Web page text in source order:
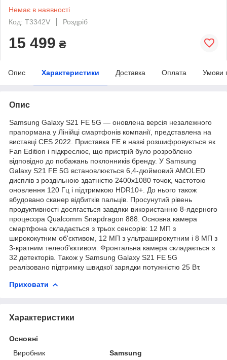
Немає в наявності
Код: T3342V
Роздріб
15 499 ₴
Опис Характеристики Доставка Оплата Умови
Опис
Samsung Galaxy S21 FE 5G — оновлена версія незалежного
прапормана у Лінійці смартфонів компанії, представлена на
виставці CES 2022. Приставка FE в назві розшифровується як
Fan Edition і підкреслює, що пристрій було розроблено
відповідно до побажань поклонників бренду. У Samsung
Galaxy S21 FE 5G встановлюється 6,4-дюймовий AMOLED
дисплів з роздільною здатністю 2400x1080 точок, частотою
оновлення 120 Гц і підтримкою HDR10+. До нього також
вбудовано сканер відбитків пальців. Просунутий рівень
продуктивності досягається завдяки використанню 8-ядерного
процесора Qualcomm Snapdragon 888. Основна камера
смартфона складається з трьох сенсорів: 12 МП з
ширококутним об'єктивом, 12 МП з ультраширокутним і 8 МП з
3-кратним телеоб'єктивом. Фронтальна камера складається з
32 детекторів. Також у Samsung Galaxy S21 FE 5G
реалізовано підтримку швидкої зарядки потужністю 25 Вт.
Приховати
Характеристики
Основні
Виробник
Samsung